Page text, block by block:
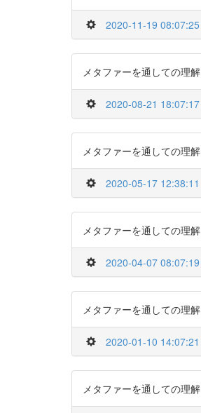
2020-11-19 08:07:25
メタファーを通しての理
2020-08-21 18:07:17
メタファーを通しての理
2020-05-17 12:38:11
メタファーを通しての理
2020-04-07 08:07:19
メタファーを通しての理
2020-01-10 14:07:21
メタファーを通しての理